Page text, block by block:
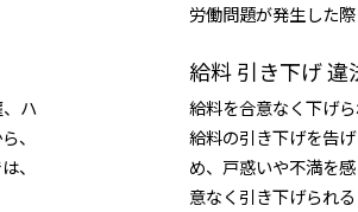
労働問題が発生した
ハ
、
、
給料 引き下げ 違
給料を合意なく下げ
給料の引き下げを告
め、戸惑いや不満を
意なく引き下げられ